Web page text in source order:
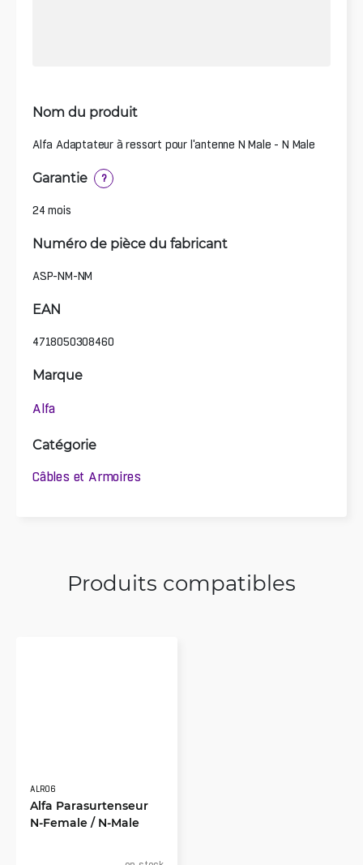
Nom du produit
Alfa Adaptateur à ressort pour l'antenne N Male - N Male
Garantie ?
24 mois
Numéro de pièce du fabricant
ASP-NM-NM
EAN
4718050308460
Marque
Alfa
Catégorie
Câbles et Armoires
Produits compatibles
ALR06
Alfa Parasurtenseur
N-Female / N-Male